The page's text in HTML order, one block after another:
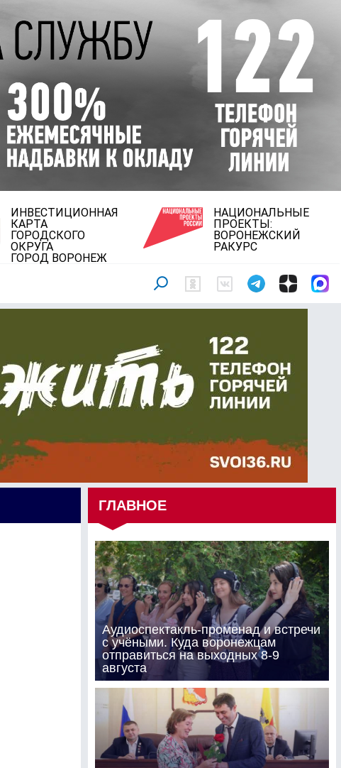
ИНВЕСТИЦИОННАЯ
КАРТА
ГОРОДСКОГО
ОКРУГА
ГОРОД ВОРОНЕЖ
НАЦИОНАЛЬНЫЕ
ПРОЕКТЫ:
ВОРОНЕЖСКИЙ
РАКУРС
ГЛАВНОЕ
Аудиоспектакль-променад и встречи
с учёными. Куда воронежцам
отправиться на выходных 8-9
августа